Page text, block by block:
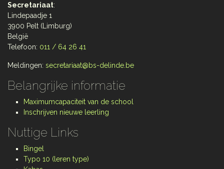
Secretariaat:
Lindepaadje 1
3900 Pelt (Limburg)
België
Telefoon: 011 / 64 26 41
Meldingen: secretariaat@bs-delinde.be
Belangrijke informatie
Maximumcapaciteit van de school
Inschrijven nieuwe leerling
Nuttige Links
Bingel
Typo 10 (leren type)